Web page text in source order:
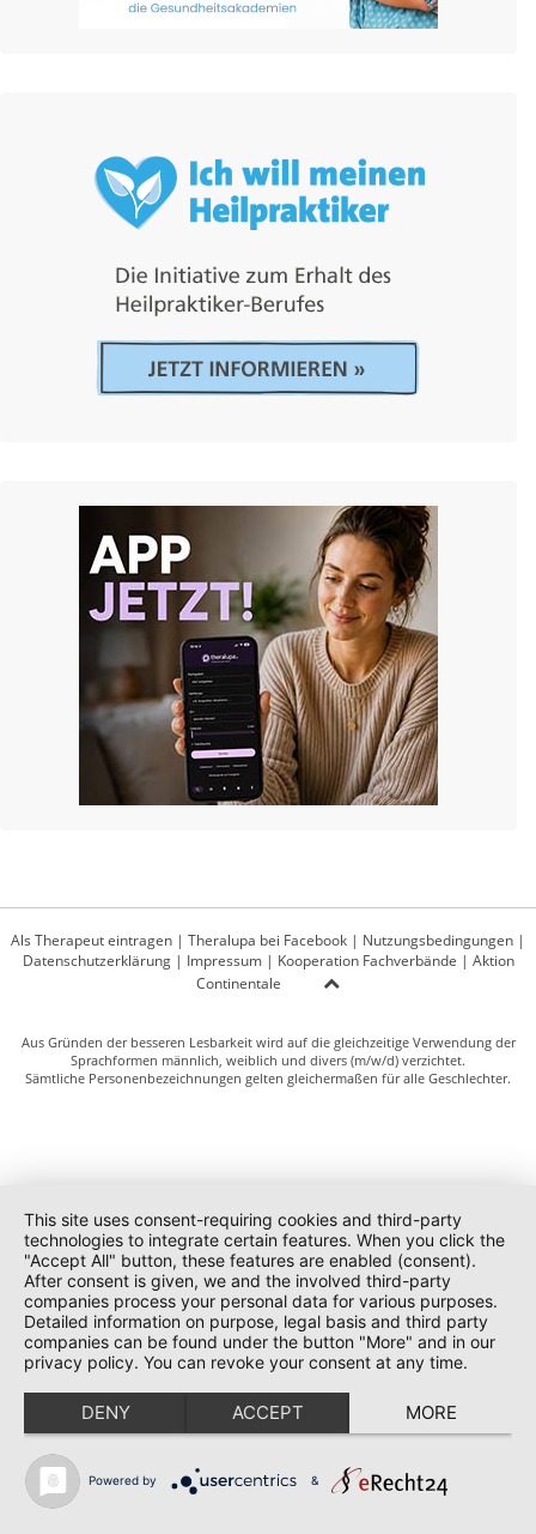
Als Therapeut eintragen | Theralupa bei Facebook | Nutzungsbedingungen |
Datenschutzerklärung| Impressum| Kooperation Fachverbände | Aktion
Continentale
Aus Gründen der besseren Lesbarkeit wird auf die gleichzeitige Verwendung der
Sprachformen männlich, weiblich und divers (m/w/d) verzichtet.
Sämtliche Personenbezeichnungen gelten gleichermaßen für alle Geschlechter.
This site uses consent-requiring cookies and third-party
technologies to integrate certain features. When you click the
"Accept All" button, these features are enabled (consent).
After consent is given, we and the involved third-party
companies process your personal data for various purposes.
Detailed information on purpose, legal basis and third party
companies can be found under the button "More" and in our
privacy policy. You can revoke your consent at any time.
DENY ACCEPT MORE
Powered by &